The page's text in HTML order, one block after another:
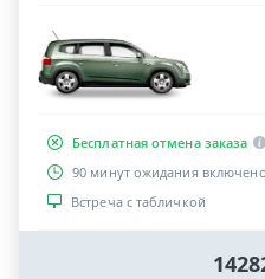
Бесплатная отмена заказа
90 минут ожидания включено
Встреча с табличкой